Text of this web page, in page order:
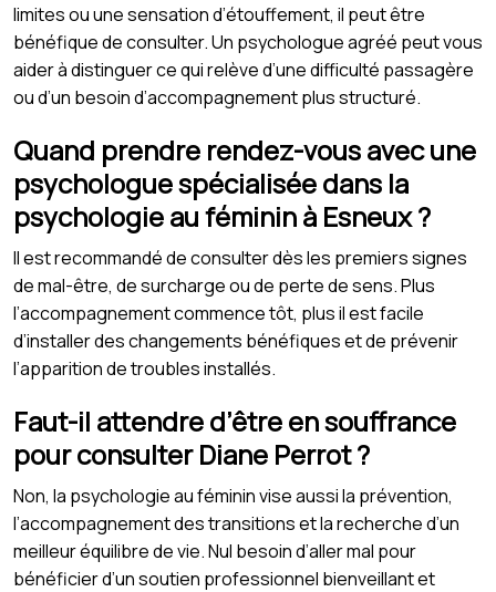
limites ou une sensation d’étouffement, il peut être
bénéfique de consulter. Un psychologue agréé peut vous
aider à distinguer ce qui relève d’une difficulté passagère
ou d’un besoin d’accompagnement plus structuré.
Quand prendre rendez-vous avec une
psychologue spécialisée dans la
psychologie au féminin à Esneux ?
Il est recommandé de consulter dès les premiers signes
de mal-être, de surcharge ou de perte de sens. Plus
l’accompagnement commence tôt, plus il est facile
d’installer des changements bénéfiques et de prévenir
l’apparition de troubles installés.
Faut-il attendre d’être en souffrance
pour consulter Diane Perrot ?
Non, la psychologie au féminin vise aussi la prévention,
l’accompagnement des transitions et la recherche d’un
meilleur équilibre de vie. Nul besoin d’aller mal pour
bénéficier d’un soutien professionnel bienveillant et